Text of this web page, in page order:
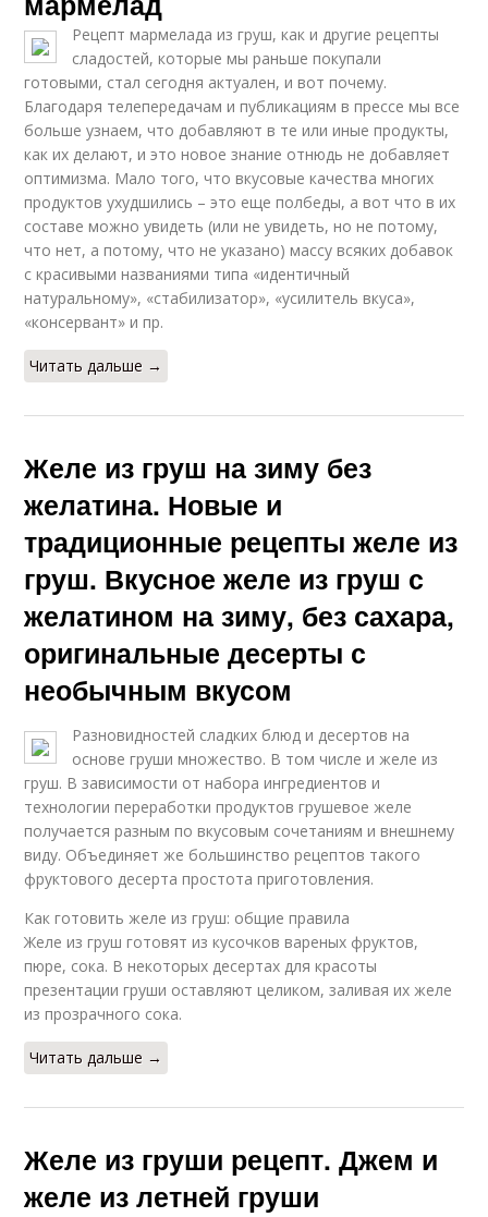
Рецепт мармелада из груш, как и другие рецепты
сладостей, которые мы раньше покупали
готовыми, стал сегодня актуален, и вот почему.
Благодаря телепередачам и публикациям в прессе мы все
больше узнаем, что добавляют в те или иные продукты,
как их делают, и это новое знание отнюдь не добавляет
оптимизма. Мало того, что вкусовые качества многих
продуктов ухудшились – это еще полбеды, а вот что в их
составе можно увидеть (или не увидеть, но не потому,
что нет, а потому, что не указано) массу всяких добавок
с красивыми названиями типа «идентичный
натуральному», «стабилизатор», «усилитель вкуса»,
«консервант» и пр.
Читать дальше →
Желе из груш на зиму без
желатина. Новые и
традиционные рецепты желе из
груш. Вкусное желе из груш с
желатином на зиму, без сахара,
оригинальные десерты с
необычным вкусом
Разновидностей сладких блюд и десертов на
основе груши множество. В том числе и желе из
груш. В зависимости от набора ингредиентов и
технологии переработки продуктов грушевое желе
получается разным по вкусовым сочетаниям и внешнему
виду. Объединяет же большинство рецептов такого
фруктового десерта простота приготовления.
Как готовить желе из груш: общие правила
Желе из груш готовят из кусочков вареных фруктов,
пюре, сока. В некоторых десертах для красоты
презентации груши оставляют целиком, заливая их желе
из прозрачного сока.
Читать дальше →
Желе из груши рецепт. Джем и
желе из летней груши